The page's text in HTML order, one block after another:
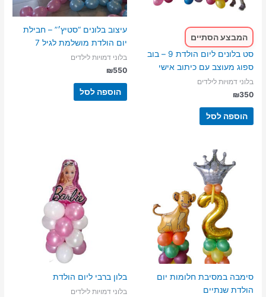
המבצע הסתיים
סט בלונים ליום הולדת 9 – בוב
ספוג מעוצב עם כיתוב אישי
בלוני דמויות לילדים
₪350
הוספה לסל
עיצוב בלונים “סטיץ׳” – חבילת
יום הולדת מושלמת לגיל 7
בלוני דמויות לילדים
₪550
הוספה לסל
סימבה במסיבת חלומות יום
הולדת שנתיים
בלון ברבי ליום הולדת
בלוני דמויות לילדים